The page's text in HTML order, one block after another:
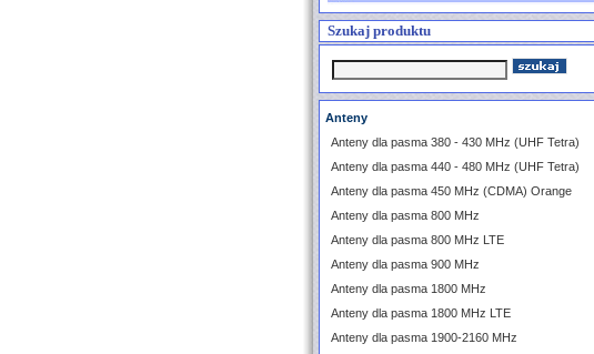
Szukaj produktu
Anteny
Anteny dla pasma 380 - 430 MHz (UHF Tetra)
Anteny dla pasma 440 - 480 MHz (UHF Tetra)
Anteny dla pasma 450 MHz (CDMA) Orange
Anteny dla pasma 800 MHz
Anteny dla pasma 800 MHz LTE
Anteny dla pasma 900 MHz
Anteny dla pasma 1800 MHz
Anteny dla pasma 1800 MHz LTE
Anteny dla pasma 1900-2160 MHz